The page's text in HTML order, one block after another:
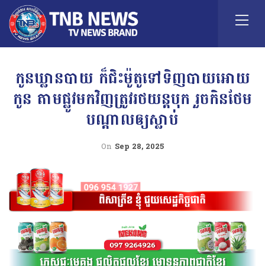
កូនឃ្លានបាយ ក៏ជិះម៉ូតូទៅទិញបាយអោយ
កូន តាមផ្លូវមកវិញត្រូវរថយន្តបុក រួចកិនថែម
បណ្តាលឲ្យស្លាប់
On Sep 28, 2025